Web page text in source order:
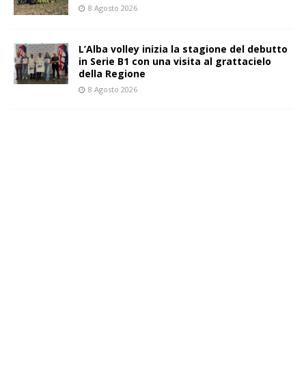
8 Agosto 2026
L’Alba volley inizia la stagione del debutto
in Serie B1 con una visita al grattacielo
della Regione
8 Agosto 2026